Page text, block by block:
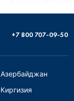
+7 800 707-09-50
Азербайджан
Киргизия